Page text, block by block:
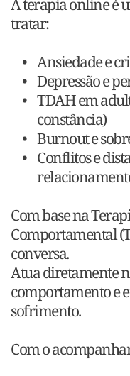
tratar:
Ansiedade e
Depressão e
TDAH em
constância)
Burnout e
Conflitos e
Com base na
Comportamental
conversa.
Atua diretamente
comportamento e
sofrimento.
Com o